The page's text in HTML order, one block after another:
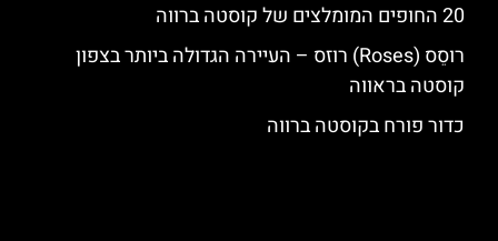
20 החופים המומלצים של קוסטה ברווה
רוסֵס (Roses) רוזס – העיירה הגדולה ביותר בצפון
קוסטה בראווה
כדור פורח בקוסטה ברווה